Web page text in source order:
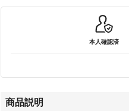
本人確認済
商品説明